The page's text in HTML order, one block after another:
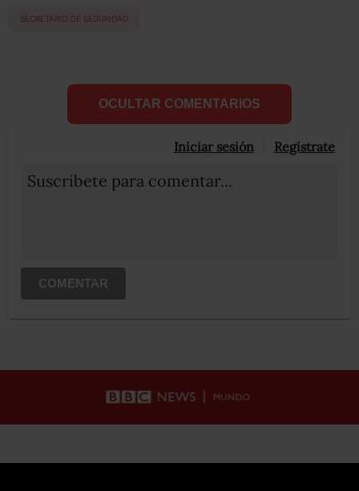
SECRETARIO DE SEGURIDAD
OCULTAR COMENTARIOS
Iniciar sesión Registrate
Suscribete para comentar...
COMENTAR